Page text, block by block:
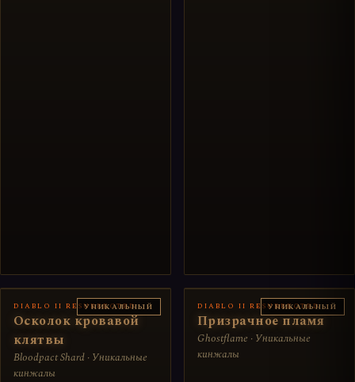
УНИКАЛЬНЫЙ
DIABLO II RESURRECTED
Осколок кровавой
клятвы
Bloodpact Shard · Уникальные
кинжалы
УНИКАЛЬНЫЙ
DIABLO II RESURRECTED
Призрачное пламя
Ghostflame · Уникальные
кинжалы